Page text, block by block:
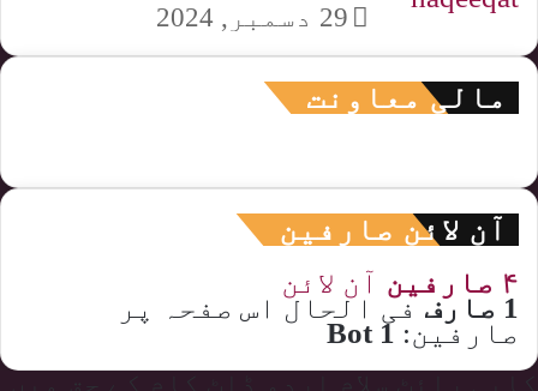
29 دسمبر, 2024
مالی معاونت
آن لائن صارفین
۴ صارفین آن لائن
1 صارف فی الحال اس صفحہ پر
صارفین: 1 Bot